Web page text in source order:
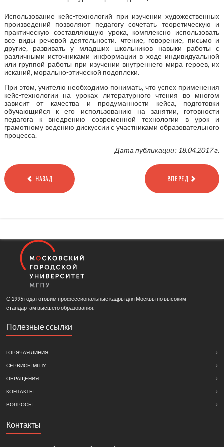
Использование кейс-технологий при изучении художественных
произведений позволяют педагогу сочетать теоретическую и
практическую составляющую урока, комплексно использовать
все виды речевой деятельности: чтение, говорение, письмо и
другие, развивать у младших школьников навыки работы с
различными источниками информации в ходе индивидуальной
или группой работы при изучении внутреннего мира героев, их
исканий, морально-этической подоплеки.
При этом, учителю необходимо понимать, что успех применения
кейс-технологии на уроках литературного чтения во многом
зависит от качества и продуманности кейса, подготовки
обучающийся к его использованию на занятии, готовности
педагога к внедрению современной технологии в урок и
грамотному ведению дискуссии с участниками образовательного
процесса.
Дата публикации: 18.04.2017 г.
НАЗАД ВПЕРЕД
С 1995 года готовим профессиональные кадры для Москвы по высоким
стандартам высшего образования.
Полезные ссылки
ГОРЯЧАЯ ЛИНИЯ
СЕРВИСЫ МГПУ
ОБРАЩЕНИЯ
КОНТАКТЫ
ВОПРОСЫ
Контакты